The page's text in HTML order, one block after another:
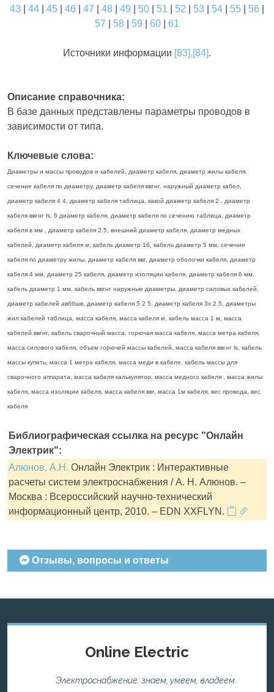
43 44 45 46 47 48 49 50 51 52 53 54 55 56
57
58 59 60 61
Источники информации [83],[84].
Описание справочника:
В базе данных представлены параметры проводов в
зависимости от типа.
Ключевые слова:
Диаметры и массы проводов и кабелей, диаметр кабеля, диаметр жилы кабеля,
сечение кабеля по диаметру, диаметр кабеля ввгнг, наружный диаметр кабел,
диаметр кабеля 4 4, диаметр кабеля таблица, какой диаметр кабеля 2 , диаметр
кабеля ввгнг ls, 6 диаметр кабеля, диаметр кабеля по сечению таблица, диаметр
кабеля в мм , диаметр кабеля 2.5, внешний диаметр кабеля, диаметр медных
кабелей, диаметр кабеля кг, кабель диаметр 16, кабель диаметр 5 мм, сечение
кабеля по диаметру жилы, диаметр кабеля ввг, диаметр оболочки кабеля, диаметр
кабеля 4 мм, диаметр 25 кабеля, диаметр изоляции кабеля, диаметр кабеля 6 мм,
кабель диаметр 1 мм, кабель ввгнг наружные диаметры, диаметр силовых кабелей,
диаметр кабелей авббшв, диаметр кабеля 5 2 5, диаметр кабеля 3х 2.5, диаметры
жил кабелей таблица, масса кабеля, масса кабеля кг, кабель масса 1 м, масса
кабелей ввгнг, кабель сварочный масса, горючая масса кабеля, масса метра кабеля,
масса силового кабеля, объем горючей массы кабелей, масса кабеля ввгнг ls, кабель
массы купить, масса 1 метра кабеля, масса меди в кабеле, кабель массы для
сварочного аппарата, масса кабеля калькулятор, масса медного кабеля , масса жилы
кабеля, масса изоляции кабеля, масса кабеля ввг, масса 1м кабеля, вес провода, вес
кабеля
Библиографическая ссылка на ресурс "Онлайн
Электрик":
Алюнов, А.Н. Онлайн Электрик : Интерактивные
расчеты систем электроснабжения / А. Н. Алюнов. –
Москва : Всероссийский научно-технический
информационный центр, 2010. – EDN XXFLYN.
Отзывы, вопросы и ответы
Online Electric
Электроснабжение: знаем, умеем, владеем.